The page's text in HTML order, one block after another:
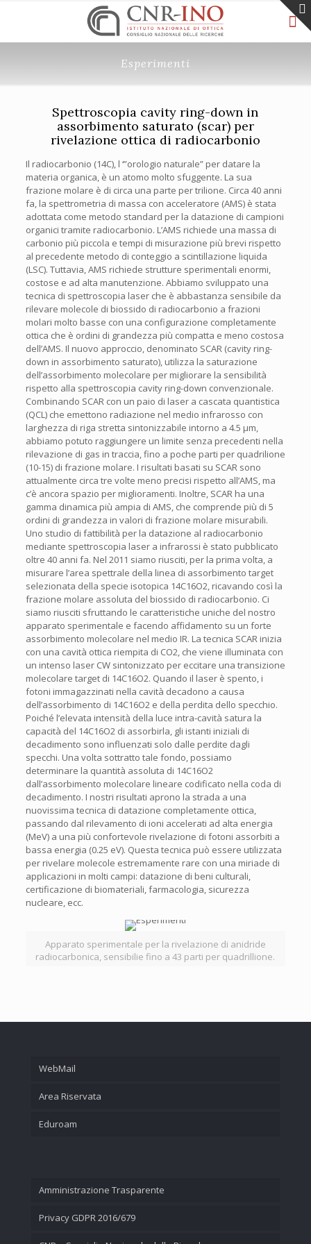
Esperimenti
Spettroscopia cavity ring-down in
assorbimento saturato (scar) per
rivelazione ottica di radiocarbonio
Il radiocarbonio (14C), l ‘”orologio naturale” per datare la
materia organica, è un atomo molto sfuggente. La sua
frazione molare è di circa una parte per trilione. Circa 40 anni
fa, la spettrometria di massa con acceleratore (AMS) è stata
adottata come metodo standard per la datazione di campioni
organici tramite radiocarbonio. L’AMS richiede una massa di
carbonio più piccola e tempi di misurazione più brevi rispetto
al precedente metodo di conteggio a scintillazione liquida
(LSC). Tuttavia, AMS richiede strutture sperimentali enormi,
costose e ad alta manutenzione. Abbiamo sviluppato una
tecnica di spettroscopia laser che è abbastanza sensibile da
rilevare molecole di biossido di radiocarbonio a frazioni
molari molto basse con una configurazione completamente
ottica che è ordini di grandezza più compatta e meno costosa
dell’AMS. Il nuovo approccio, denominato SCAR (cavity ring-
down in assorbimento saturato), utilizza la saturazione
dell’assorbimento molecolare per migliorare la sensibilità
rispetto alla spettroscopia cavity ring-down convenzionale.
Combinando SCAR con un paio di laser a cascata quantistica
(QCL) che emettono radiazione nel medio infrarosso con
larghezza di riga stretta sintonizzabile intorno a 4.5 µm,
abbiamo potuto raggiungere un limite senza precedenti nella
rilevazione di gas in traccia, fino a poche parti per quadrilione
(10-15) di frazione molare. I risultati basati su SCAR sono
attualmente circa tre volte meno precisi rispetto all’AMS, ma
c’è ancora spazio per miglioramenti. Inoltre, SCAR ha una
gamma dinamica più ampia di AMS, che comprende più di 5
ordini di grandezza in valori di frazione molare misurabili.
Uno studio di fattibilità per la datazione al radiocarbonio
mediante spettroscopia laser a infrarossi è stato pubblicato
oltre 40 anni fa. Nel 2011 siamo riusciti, per la prima volta, a
misurare l’area spettrale della linea di assorbimento target
selezionata della specie isotopica 14C16O2, ricavando così la
frazione molare assoluta del biossido di radiocarbonio. Ci
siamo riusciti sfruttando le caratteristiche uniche del nostro
apparato sperimentale e facendo affidamento su un forte
assorbimento molecolare nel medio IR. La tecnica SCAR inizia
con una cavità ottica riempita di CO2, che viene illuminata con
un intenso laser CW sintonizzato per eccitare una transizione
molecolare target di 14C16O2. Quando il laser è spento, i
fotoni immagazzinati nella cavità decadono a causa
dell’assorbimento di 14C16O2 e della perdita dello specchio.
Poiché l’elevata intensità della luce intra-cavità satura la
capacità del 14C16O2 di assorbirla, gli istanti iniziali di
decadimento sono influenzati solo dalle perdite dagli
specchi. Una volta sottratto tale fondo, possiamo
determinare la quantità assoluta di 14C16O2
dall’assorbimento molecolare lineare codificato nella coda di
decadimento. I nostri risultati aprono la strada a una
nuovissima tecnica di datazione completamente ottica,
passando dal rilevamento di ioni accelerati ad alta energia
(MeV) a una più confortevole rivelazione di fotoni assorbiti a
bassa energia (0.25 eV). Questa tecnica può essere utilizzata
per rivelare molecole estremamente rare con una miriade di
applicazioni in molti campi: datazione di beni culturali,
certificazione di biomateriali, farmacologia, sicurezza
nucleare, ecc.
Apparato sperimentale per la rivelazione di anidride
radiocarbonica, sensibilie fino a 43 parti per quadrillione.
WebMail
Area Riservata
Eduroam
Amministrazione Trasparente
Privacy GDPR 2016/679